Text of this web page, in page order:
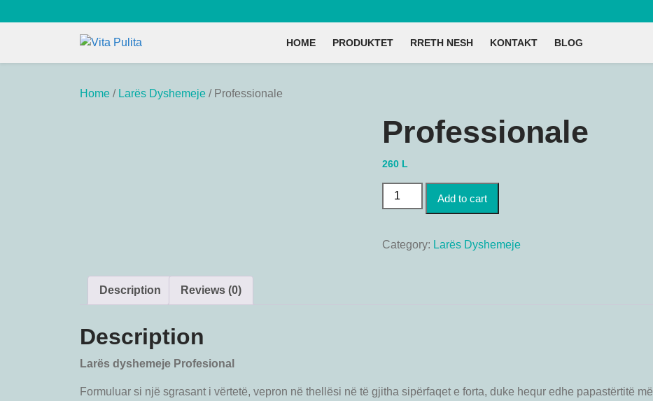
to
HOME PRODUKTET RRETH NESH KONTAKT BLOG
Home / Larës Dyshemeje / Professionale
Professionale
260 L
Professionale quantity
Add to cart
Category: Larës Dyshemeje
Description Reviews (0)
Description
Larës dyshemeje Profesional
Formuluar si një sgrasant i vërtetë, vepron në thellësi në të gjitha sipërfaqet e forta, duke hequr edhe papastërtitë më